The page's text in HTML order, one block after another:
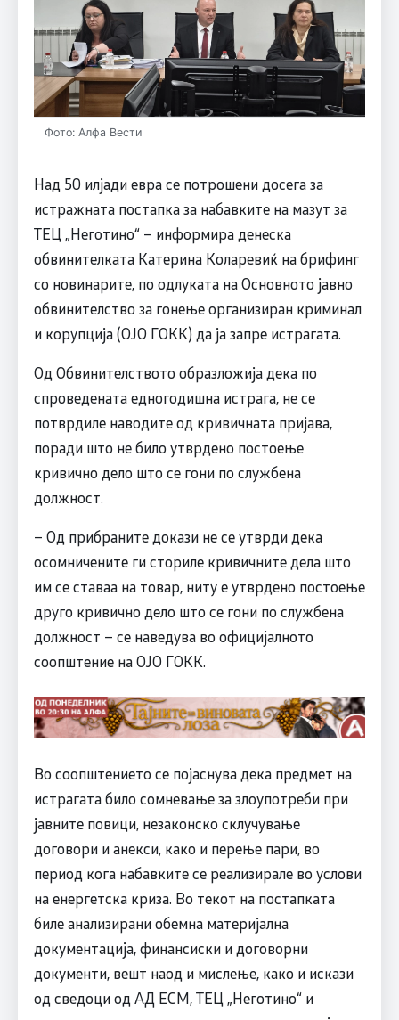
Фото: Алфа Вести
Над 50 илјади евра се потрошени досега за
истражната постапка за набавките на мазут за
ТЕЦ „Неготино“ – информира денеска
обвинителката Катерина Коларевиќ на брифинг
со новинарите, по одлуката на Основното јавно
обвинителство за гонење организиран криминал
и корупција (ОЈО ГОКК) да ја запре истрагата.
Од Обвинителството образложија дека по
спроведената едногодишна истрага, не се
потврдиле наводите од кривичната пријава,
поради што не било утврдено постоење
кривично дело што се гони по службена
должност.
– Од прибраните докази не се утврди дека
осомничените ги сториле кривичните дела што
им се ставаа на товар, ниту е утврдено постоење
друго кривично дело што се гони по службена
должност – се наведува во официјалното
соопштение на ОЈО ГОКК.
Во соопштението се појаснува дека предмет на
истрагата било сомневање за злоупотреби при
јавните повици, незаконско склучување
договори и анекси, како и перење пари, во
период кога набавките се реализирале во услови
на енергетска криза. Во текот на постапката
биле анализирани обемна материјална
документација, финансиски и договорни
документи, вешт наод и мислење, како и искази
од сведоци од АД ЕСМ, ТЕЦ „Неготино“ и